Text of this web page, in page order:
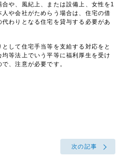
や、風紀上、または設備上、女性を1
人や会社がためらう場合は、住宅の借
代わりとなる住宅を貸与する必要があ
して住宅手当等を支給する対応をと
等法上でいう平等に福利厚生を受け
、注意が必要です。
次の記事